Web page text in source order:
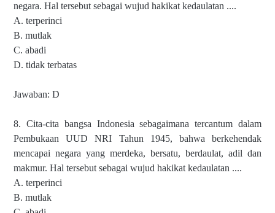
negara. Hal tersebut sebagai wujud hakikat kedaulatan ....
A. terperinci
B. mutlak
C. abadi
D. tidak terbatas
Jawaban: D
8. Cita-cita bangsa Indonesia sebagaimana tercantum dalam
Pembukaan UUD NRI Tahun 1945, bahwa berkehendak
mencapai negara yang merdeka, bersatu, berdaulat, adil dan
makmur. Hal tersebut sebagai wujud hakikat kedaulatan ....
A. terperinci
B. mutlak